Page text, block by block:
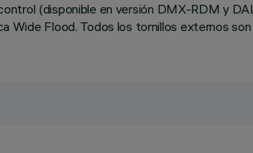
(disponible en versión DMX-RDM y
Flood. Todos los tornillos externos